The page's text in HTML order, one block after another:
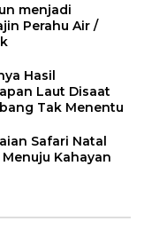
menjadi
Perahu Air /
Hasil
Laut Disaat
Tak Menentu
Safari Natal
Kahayan